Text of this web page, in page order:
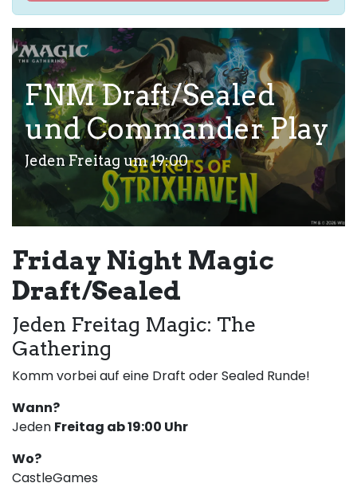
FNM Draft/Sealed
und Commander Play
Jeden Freitag um 19:00
Friday Night Magic
Draft/Sealed
Jeden Freitag Magic: The
Gathering
Komm vorbei auf eine Draft oder Sealed Runde!
Wann?
Jeden Freitag ab 19:00 Uhr
Wo?
CastleGames